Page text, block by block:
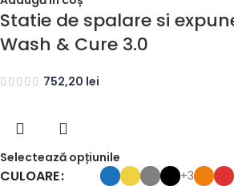
Statie de spalare si
Wash & Cure 3.0
752,20 lei
Selectează opțiunile
CULOARE +3